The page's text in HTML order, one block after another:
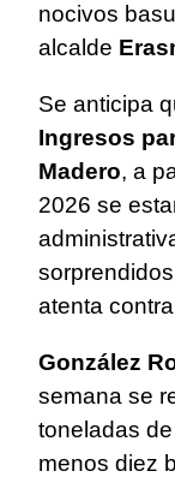
nocivos
alcalde
Se anticipa
Ingresos
Madero, a
2026 se
atenta
González
semana se
toneladas
menos diez